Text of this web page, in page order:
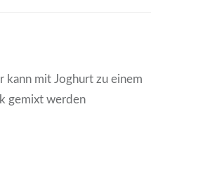
kann mit Joghurt zu einem
gemixt werden